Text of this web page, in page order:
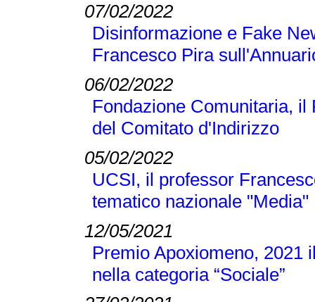
07/02/2022
Disinformazione e Fake
Francesco Pira
06/02/2022
Fondazione Comunitaria,
del Comitato d'Indirizzo
05/02/2022
UCSI, il professor
tematico nazionale "Media"
12/05/2021
Premio Apoxiomeno, 2021
nella categoria “Sociale”